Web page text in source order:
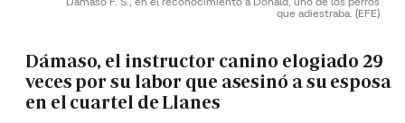
que adiestraba. (EFE)
Dámaso, el instructor canino elogiado 29
veces por su labor que asesinó a su esposa
en el cuartel de Llanes